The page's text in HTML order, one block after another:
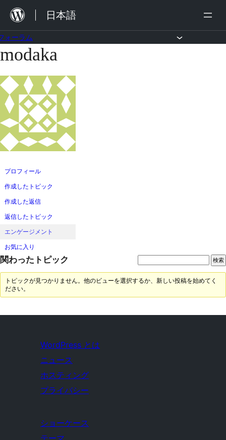
を
ス
ッ
プ
日本語
ォーラム
コ
テ
ン
ツ
へ
ス
ッ
プ
modaka
プロフィール
作成したトピック
作成した返信
返信したトピック
エンゲージメント
お気に入り
関わったトピック
トピックが見つかりません。他のビューを選択するか、新しい投稿を始めてく
ださい。
WordPress とは
ニュース
ホスティング
プライバシー
ショーケース
テーマ